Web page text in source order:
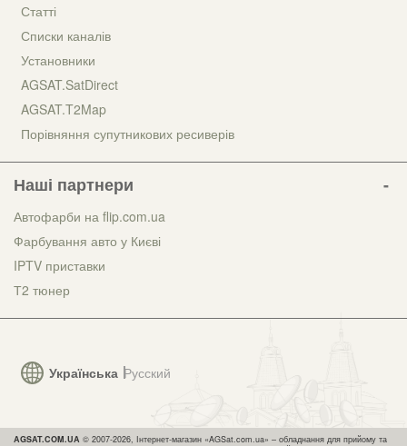
Українська Русский
Статті
Списки каналів
Установники
AGSAT.SatDirect
AGSAT.T2Map
Порівняння супутникових ресиверів
Наші партнери
Автофарби на flip.com.ua
Фарбування авто у Києві
IPTV приставки
Т2 тюнер
AGSAT.COM.UA © 2007-2026, Інтернет-магазин «AGSat.com.ua» – обладнання для прийому та